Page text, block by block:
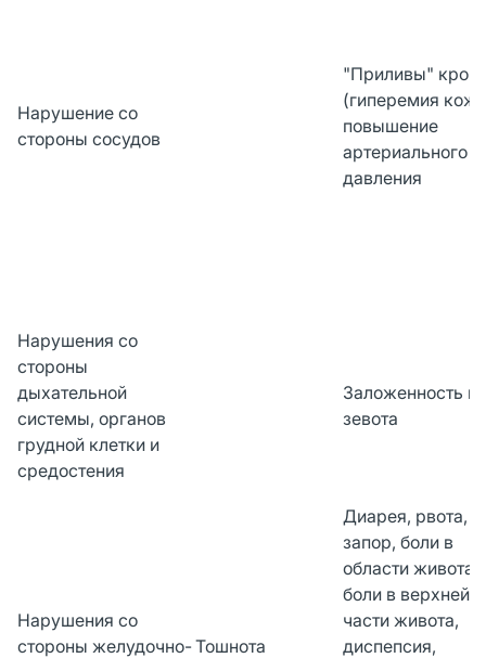
Нарушение со
стороны сосудов
"Приливы"
(гиперемия
повышение
артериального
давления
Нарушения со
стороны
дыхательной
системы, органов
грудной клетки и
средостения
Заложенность
зевота
Нарушения со
стороны желудочно-Тошнота
Диарея, рвота,
запор, боли в
области живота,
боли в верхней
части живота,
диспепсия,